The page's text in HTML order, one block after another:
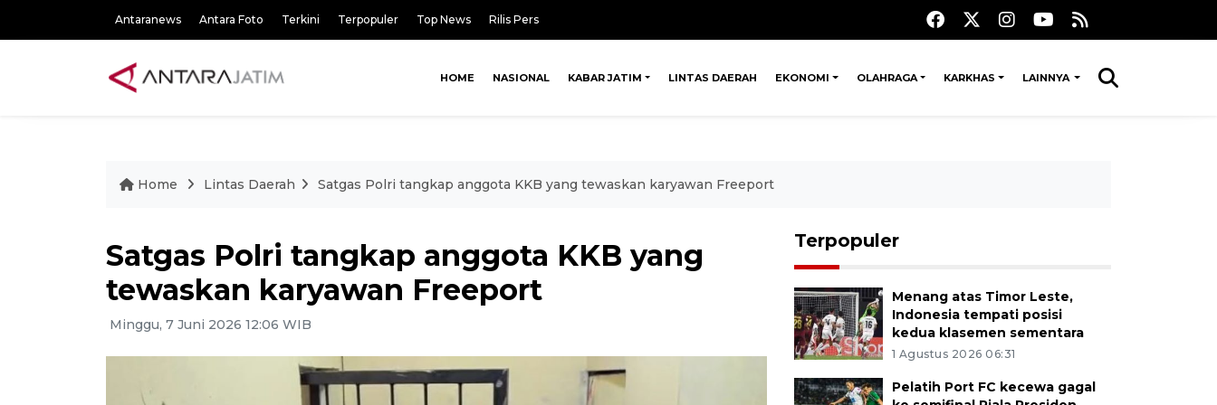
Antaranews Antara Foto Terkini Terpopuler Top News Rilis Pers
HOME NASIONAL KABAR JATIM LINTAS DAERAH EKONOMI OLAHRAGA KARKHAS LAINNYA
Home Lintas Daerah Satgas Polri tangkap anggota KKB yang tewaskan karyawan Freeport
Satgas Polri tangkap anggota KKB yang
tewaskan karyawan Freeport
Minggu, 7 Juni 2026 12:06 WIB
Terpopuler
Menang atas Timor Leste,
Indonesia tempati posisi
kedua klasemen sementara
1 Agustus 2026 06:31
Pelatih Port FC kecewa gagal